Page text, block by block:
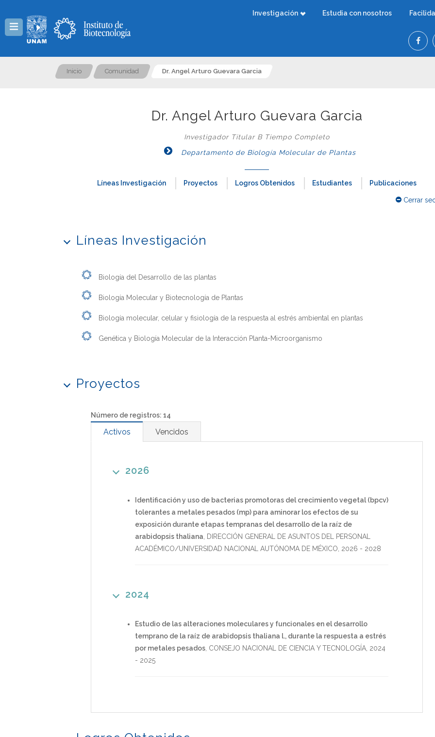
Investigación Estudia con nosotros
Inicio Comunidad Dr. Angel Arturo Guevara Garcia
Dr. Angel Arturo Guevara Garcia
Investigador Titular B Tiempo Completo
Departamento de Biología Molecular de Plantas
Líneas Investigación Proyectos Logros Obtenidos Estudiantes Publicaciones
Cerrar
Líneas Investigación
Biología del Desarrollo de las plantas
Biología Molecular y Biotecnología de Plantas
Biología molecular, celular y fisiología de la respuesta al estrés ambiental en plantas
Genética y Biología Molecular de la Interacción Planta-Microorganismo
Proyectos
Número de registros: 14
Activos Vencidos
2026
Identificación y uso de bacterias promotoras del crecimiento vegetal (bpcv)
tolerantes a metales pesados (mp) para aminorar los efectos de su
exposición durante etapas tempranas del desarrollo de la raíz de
arabidopsis thaliana
DIRECCIÓN GENERAL DE ASUNTOS DEL PERSONAL
ACADÉMICO/UNIVERSIDAD NACIONAL AUTÓNOMA DE MÉXICO 2026 - 2028
2024
Estudio de las alteraciones moleculares y funcionales en el desarrollo
temprano de la raíz de arabidopsis thaliana l., durante la respuesta a estrés
por metales pesados CONSEJO NACIONAL DE CIENCIA Y TECNOLOGÍA 2024
- 2025